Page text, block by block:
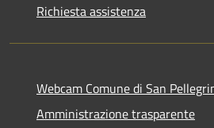
Richiesta assistenza
Webcam Comune di San
Amministrazione trasparente